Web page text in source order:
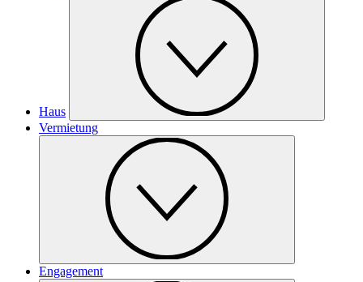
Haus
Vermietung
Engagement